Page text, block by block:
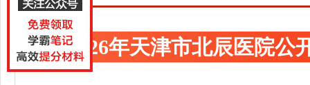
2026年天津市北辰医院公